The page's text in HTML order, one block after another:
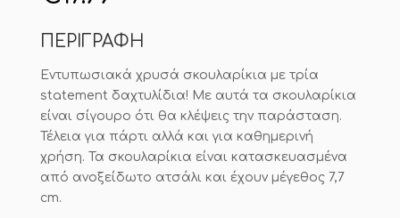
ΠΕΡΙΓΡΑΦΗ
Εντυπωσιακά χρυσά σκουλαρίκια με τρία
statement δαχτυλίδια! Με αυτά τα σκουλαρίκια
είναι σίγουρο ότι θα κλέψεις την παράσταση.
Τέλεια για πάρτι αλλά και για καθημερινή
χρήση. Τα σκουλαρίκια είναι κατασκευασμένα
από ανοξείδωτο ατσάλι και έχουν μέγεθος 7,7
cm.